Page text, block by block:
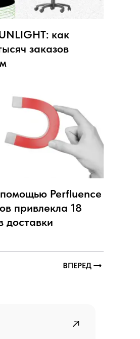
как
заказов
Perfluence
привлекла 18
доставки
ВПЕРЕД